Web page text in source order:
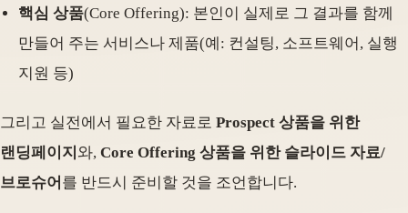
핵심 상품(Core Offering): 본인이 실제로 그 결과를 함께
만들어 주는 서비스나 제품(예: 컨설팅, 소프트웨어, 실행
지원 등)
그리고 실전에서 필요한 자료로 Prospect 상품을 위한
랜딩페이지 와, Core Offering 상품을 위한 슬라이드 자료/
브로슈어 를 반드시 준비할 것을 조언합니다.